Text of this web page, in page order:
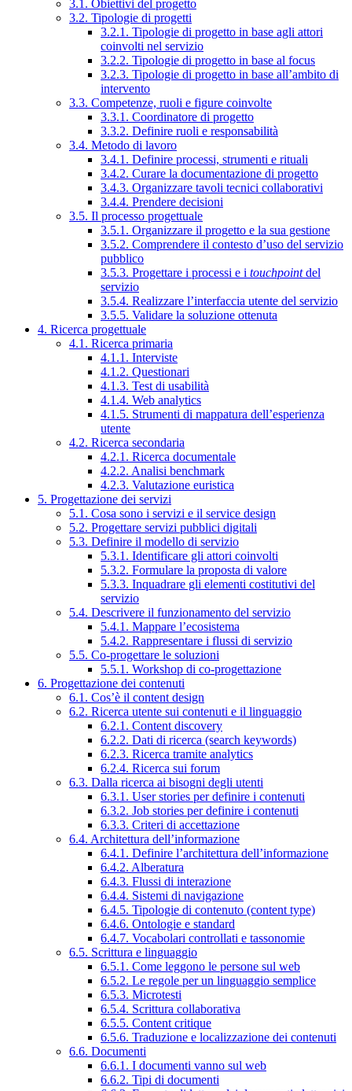
3.1. Obiettivi del progetto
3.2. Tipologie di progetti
3.2.1. Tipologie di progetto in base agli attori
coinvolti nel servizio
3.2.2. Tipologie di progetto in base al focus
3.2.3. Tipologie di progetto in base all’ambito di
intervento
3.3. Competenze, ruoli e figure coinvolte
3.3.1. Coordinatore di progetto
3.3.2. Definire ruoli e responsabilità
3.4. Metodo di lavoro
3.4.1. Definire processi, strumenti e rituali
3.4.2. Curare la documentazione di progetto
3.4.3. Organizzare tavoli tecnici collaborativi
3.4.4. Prendere decisioni
3.5. Il processo progettuale
3.5.1. Organizzare il progetto e la sua gestione
3.5.2. Comprendere il contesto d’uso del servizio
pubblico
3.5.3. Progettare i processi e i touchpointdel
servizio
3.5.4. Realizzare l’interfaccia utente del servizio
3.5.5. Validare la soluzione ottenuta
4. Ricerca progettuale
4.1. Ricerca primaria
4.1.1. Interviste
4.1.2. Questionari
4.1.3. Test di usabilità
4.1.4. Web analytics
4.1.5. Strumenti di mappatura dell’esperienza
utente
4.2. Ricerca secondaria
4.2.1. Ricerca documentale
4.2.2. Analisi benchmark
4.2.3. Valutazione euristica
5. Progettazione dei servizi
5.1. Cosa sono i servizi e il service design
5.2. Progettare servizi pubblici digitali
5.3. Definire il modello di servizio
5.3.1. Identificare gli attori coinvolti
5.3.2. Formulare la proposta di valore
5.3.3. Inquadrare gli elementi costitutivi del
servizio
5.4. Descrivere il funzionamento del servizio
5.4.1. Mappare l’ecosistema
5.4.2. Rappresentare i flussi di servizio
5.5. Co-progettare le soluzioni
5.5.1. Workshop di co-progettazione
6. Progettazione dei contenuti
6.1. Cos’è il content design
6.2. Ricerca utente sui contenuti e il linguaggio
6.2.1. Content discovery
6.2.2. Dati di ricerca (search keywords)
6.2.3. Ricerca tramite analytics
6.2.4. Ricerca sui forum
6.3. Dalla ricerca ai bisogni degli utenti
6.3.1. User stories per definire i contenuti
6.3.2. Job stories per definire i contenuti
6.3.3. Criteri di accettazione
6.4. Architettura dell’informazione
6.4.1. Definire l’architettura dell’informazione
6.4.2. Alberatura
6.4.3. Flussi di interazione
6.4.4. Sistemi di navigazione
6.4.5. Tipologie di contenuto (content type)
6.4.6. Ontologie e standard
6.4.7. Vocabolari controllati e tassonomie
6.5. Scrittura e linguaggio
6.5.1. Come leggono le persone sul web
6.5.2. Le regole per un linguaggio semplice
6.5.3. Microtesti
6.5.4. Scrittura collaborativa
6.5.5. Content critique
6.5.6. Traduzione e localizzazione dei contenuti
6.6. Documenti
6.6.1. I documenti vanno sul web
6.6.2. Tipi di documenti